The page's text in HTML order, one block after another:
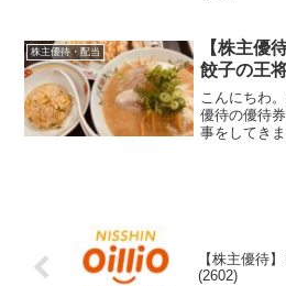
株主優待・配当
【株主優
餃子の王
こんにちわ
優待の優待
事をしてき
【株主優待
(2602)